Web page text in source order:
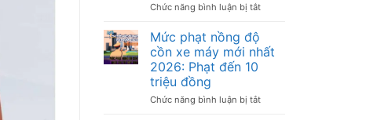
Cứu
Xe
Máy
Chức năng bình luận bị tắtở
Tiết
Lái
Mức phạt nồng độ
cồn xe máy mới nhất
2026: Phạt đến 10
triệu đồng
Chức năng bình luận bị tắtở